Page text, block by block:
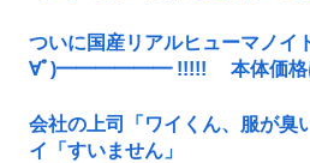
ついに国産リアルヒューマ
∀ﾟ)━━━━━━ !!!!! 本体価格
会社の上司「ワイくん、服が臭
イ「すいません」